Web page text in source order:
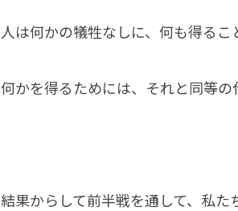
人は何かの犠牲なしに、何も得るこ
何かを得るためには、それと同等の
結果からして前半戦を通して、私た